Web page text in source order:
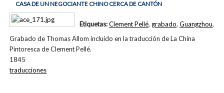
CASA DE UN NEGOCIANTE CHINO CERCA DE CANTÓN
Grabado de Thomas Allom incluido en la traducción de La China
Pintoresca de Clement Pellé.
1845
Etiquetas:Clement Pellé, grabado, Guangzhou,
traducciones